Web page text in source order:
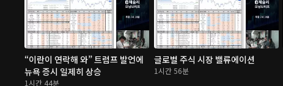
“이란이 연락해 와” 트럼프 발언에
뉴욕 증시 일제히 상승
1시간 44분
글로벌 주식 시장 밸류에이션
1시간 56분